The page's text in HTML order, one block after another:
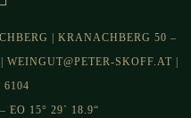
| KRANACHBERG 50 –
SKOFF.AT |
6104
EO 15° 29` 18.9“